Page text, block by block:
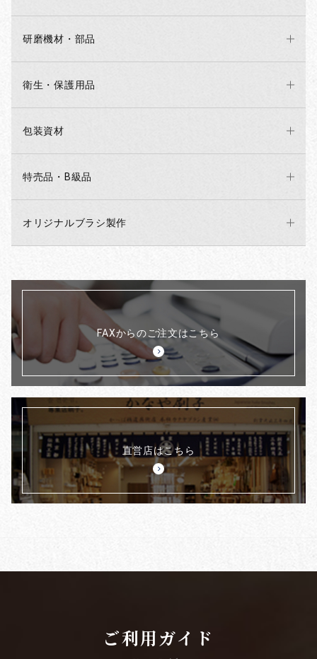
研磨機材・部品
衛生・保護用品
包装資材
特売品・B級品
オリジナルブラシ製作
FAXからのご注文はこちら
直営店はこちら
ご利用ガイド